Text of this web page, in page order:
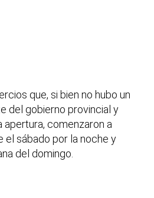
que, si bien no hubo un
del gobierno provincial y
apertura, comenzaron a
el sábado por la noche y
del domingo.